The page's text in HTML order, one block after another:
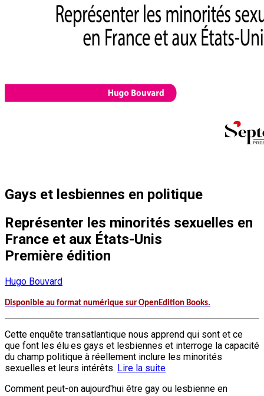
Gays et lesbiennes en politique
Représenter les minorités sexuelles en
France et aux États-Unis
Première édition
Hugo Bouvard
Disponible au format numérique sur OpenEdition Books.
Cette enquête transatlantique nous apprend qui sont et ce
que font les élu·es gays et lesbiennes et interroge la capacité
du champ politique à réellement inclure les minorités
sexuelles et leurs intérêts. Lire la suite
Comment peut-on aujourd'hui être gay ou lesbienne en